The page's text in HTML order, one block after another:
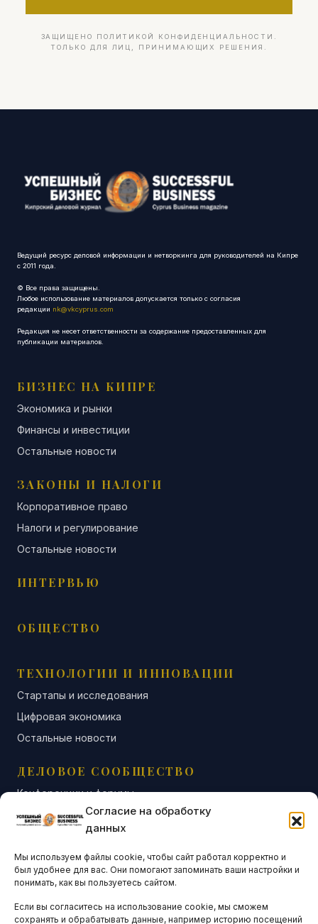
Согласие на обработку
данных
Мы используем файлы cookie, чтобы сайт работал корректно и
был удобнее для вас. Они помогают запоминать ваши настройки и
понимать, как вы пользуетесь сайтом.
Если вы согласитесь на использование cookie, мы сможем
сохранять и обрабатывать данные, например историю посещений
ЗАЩИЩЕНО ПОЛИТИКОЙ КОНФИДЕНЦИАЛЬНОСТИ.
ТОЛЬКО ДЛЯ ЛИЦ, ПРИНИМАЮЩИХ РЕШЕНИЯ.
Ведущий ресурс деловой информации и нетворкинга для руководителей на Кипре
с 2011 года.
© Все права защищены.
Любое использование материалов допускается только с согласия
редакции nk@vkcyprus.com
Редакция не несет ответственности за содержание предоставленных для
публикации материалов.
БИЗНЕС НА КИПРЕ
Экономика и рынки
Финансы и инвестиции
Остальные новости
ЗАКОНЫ И НАЛОГИ
Корпоративное право
Налоги и регулирование
Остальные новости
ИНТЕРВЬЮ
ОБЩЕСТВО
ТЕХНОЛОГИИ И ИННОВАЦИИ
Стартапы и исследования
Цифровая экономика
Остальные новости
ДЕЛОВОЕ СООБЩЕСТВО
Конференции и форумы
Бизнес-клубы и ассоциации
Остальные новости
АНАЛИТИКА И СТАТИСТИКА
ARTICLES IN ENGLISH